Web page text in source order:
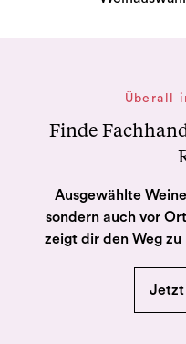
Überall
Finde
Ausgewählte
sondern auch vor
zeigt dir den Weg zu
Jetzt